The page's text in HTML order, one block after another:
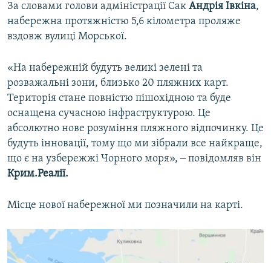
За словами голови адміністрації Сак Андрія Івкіна,
набережна протяжністю 5,6 кілометра проляже
вздовж вулиці Морської.
«На набережній будуть великі зелені та
розважальні зони, близько 20 пляжних карт.
Територія стане повністю пішохідною та буде
оснащена сучасною інфраструктурою. Це
абсолютно нове розуміння пляжного відпочинку. Це
будуть інновації, тому що ми зібрали все найкраще,
що є на узбережжі Чорного моря», ‒ повідомляв він
Крим.Реалії.
Місце нової набережної ми позначили на карті.